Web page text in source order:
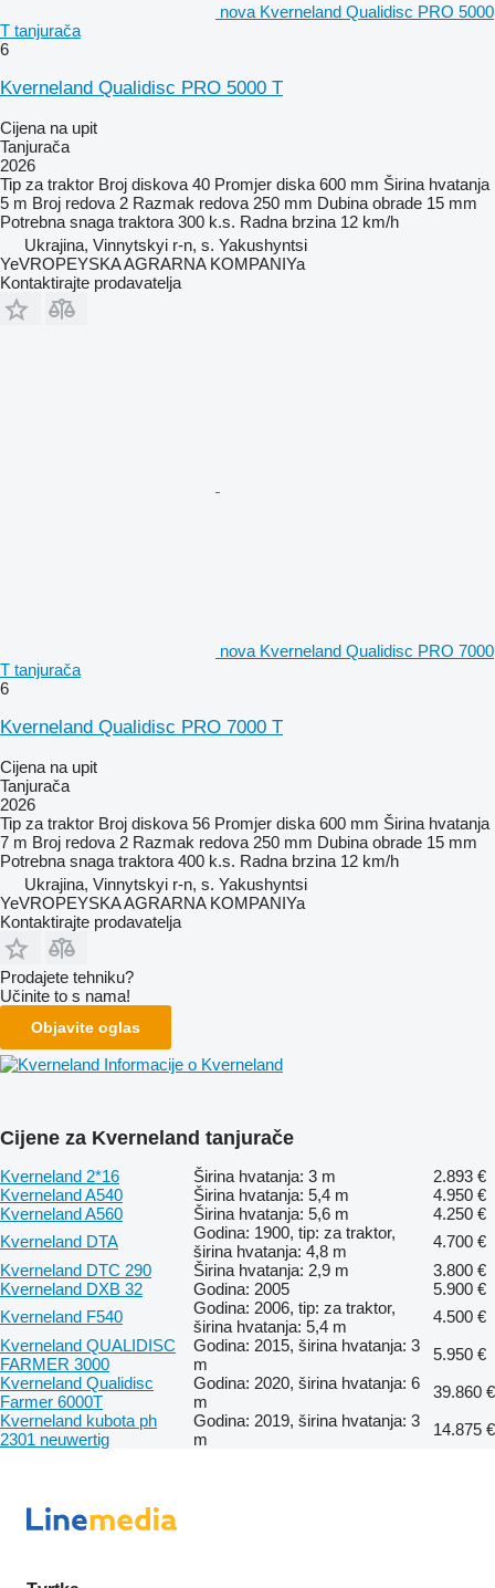
nova Kverneland Qualidisc PRO 5000
T tanjurača
6
Kverneland Qualidisc PRO 5000 T
Cijena na upit
Tanjurača
2026
Tip za traktor Broj diskova 40 Promjer diska 600 mm Širina hvatanja
5 m Broj redova 2 Razmak redova 250 mm Dubina obrade 15 mm
Potrebna snaga traktora 300 k.s. Radna brzina 12 km/h
Ukrajina, Vinnytskyi r-n, s. Yakushyntsi
YeVROPEYSKA AGRARNA KOMPANIYa
Kontaktirajte prodavatelja
nova Kverneland Qualidisc PRO 7000
T tanjurača
6
Kverneland Qualidisc PRO 7000 T
Cijena na upit
Tanjurača
2026
Tip za traktor Broj diskova 56 Promjer diska 600 mm Širina hvatanja
7 m Broj redova 2 Razmak redova 250 mm Dubina obrade 15 mm
Potrebna snaga traktora 400 k.s. Radna brzina 12 km/h
Ukrajina, Vinnytskyi r-n, s. Yakushyntsi
YeVROPEYSKA AGRARNA KOMPANIYa
Kontaktirajte prodavatelja
Prodajete tehniku?
Učinite to s nama!
Objavite oglas
Informacije o Kverneland
Cijene za Kverneland tanjurače
Kverneland 2*16 Širina hvatanja: 3 m
2.893 €
Kverneland A540
Širina hvatanja: 5,4 m
4.950 €
Kverneland A560
Širina hvatanja: 5,6 m
4.250 €
Kverneland DTA
Godina: 1900, tip: za traktor,
širina hvatanja: 4,8 m
4.700 €
Kverneland DTC 290
Širina hvatanja: 2,9 m
3.800 €
Kverneland DXB 32
Godina: 2005
5.900 €
Kverneland F540
Godina: 2006, tip: za traktor,
širina hvatanja: 5,4 m
4.500 €
Kverneland QUALIDISC
FARMER 3000
Godina: 2015, širina hvatanja: 3
m
5.950 €
Kverneland Qualidisc
Farmer 6000T
Godina: 2020, širina hvatanja: 6
m
39.860 €
Kverneland kubota ph
2301 neuwertig
Godina: 2019, širina hvatanja: 3
m
14.875 €